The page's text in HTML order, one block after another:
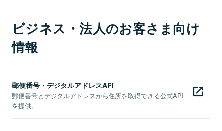
ビジネス・法人のお客さま向け
情報
郵便番号・デジタルアドレスAPI
郵便番号とデジタルアドレスから住所を取得できる公式API
を提供。